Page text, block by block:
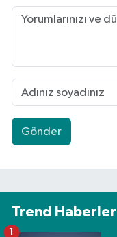
Gönder
Trend Haberler
1